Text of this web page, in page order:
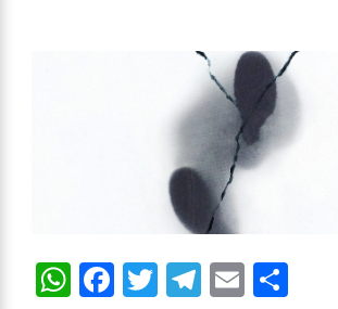
WhatsApp
Facebook
Twitter
Telegram
Email